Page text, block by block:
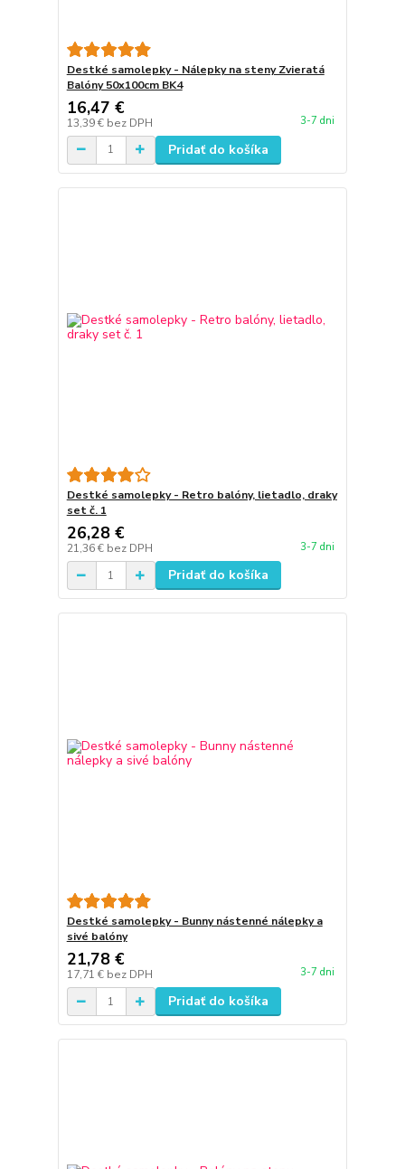
Destké samolepky - Nálepky na steny Zvieratá
Balóny 50x100cm BK4
16,47 €
13,39 € bez DPH 3-7 dni
Pridať do košíka
Destké samolepky - Retro balóny, lietadlo, draky
set č. 1
26,28 €
21,36 € bez DPH 3-7 dni
Pridať do košíka
Destké samolepky - Bunny nástenné nálepky a
sivé balóny
21,78 €
17,71 € bez DPH 3-7 dni
Pridať do košíka